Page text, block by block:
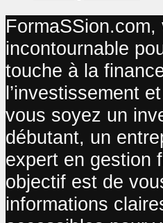
incontournable
touche à la
l’investissement
vous soyez un
débutant, un
expert en gestion
objectif est de
informations